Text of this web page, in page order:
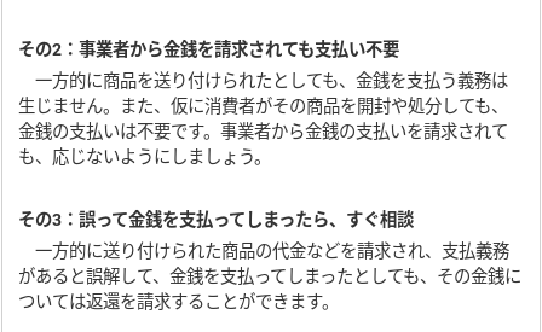
その2：事業者から金銭を請求されても支払い不要
一方的に商品を送り付けられたとしても、金銭を支払う義務は
生じません。また、仮に消費者がその商品を開封や処分しても、
金銭の支払いは不要です。事業者から金銭の支払いを請求されて
も、応じないようにしましょう。
その3：誤って金銭を支払ってしまったら、すぐ相談
一方的に送り付けられた商品の代金などを請求され、支払義務
があると誤解して、金銭を支払ってしまったとしても、その金銭に
ついては返還を請求することができます。